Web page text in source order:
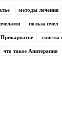
методы лечения
польза пчел
советы
что такое Апитерапия